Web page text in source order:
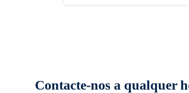
Contacte-nos a qualquer